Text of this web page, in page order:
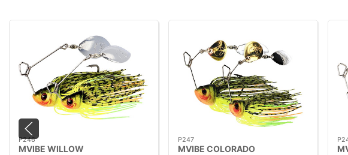
P246
MVIBE WILLOW
P247
MVIBE COLORADO